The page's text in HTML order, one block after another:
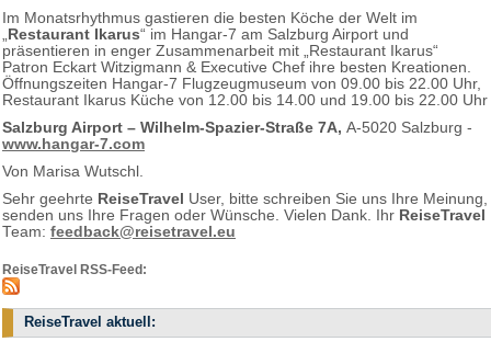
Im Monatsrhythmus gastieren die besten Köche der Welt im
Restaurant Ikarus“ im Hangar-7 am Salzburg Airport und
präsentieren in enger Zusammenarbeit mit „Restaurant Ikarus“
Patron Eckart Witzigmann & Executive Chef ihre besten Kreationen.
Öffnungszeiten Hangar-7 Flugzeugmuseum von 09.00 bis 22.00 Uhr,
Restaurant Ikarus Küche von 12.00 bis 14.00 und 19.00 bis 22.00 Uhr
Salzburg Airport – Wilhelm-Spazier-Straße 7A, A-5020 Salzburg -
www.hangar-7.com
Von Marisa Wutschl.
Sehr geehrte ReiseTravel User, bitte schreiben Sie uns Ihre Meinung,
senden uns Ihre Fragen oder Wünsche. Vielen Dank. Ihr ReiseTravel
Team: feedback@reisetravel.eu
ReiseTravel RSS-Feed:
ReiseTravel aktuell: